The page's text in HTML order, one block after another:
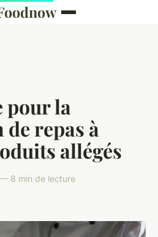
pour la
repas à
allégés
8 min de lecture